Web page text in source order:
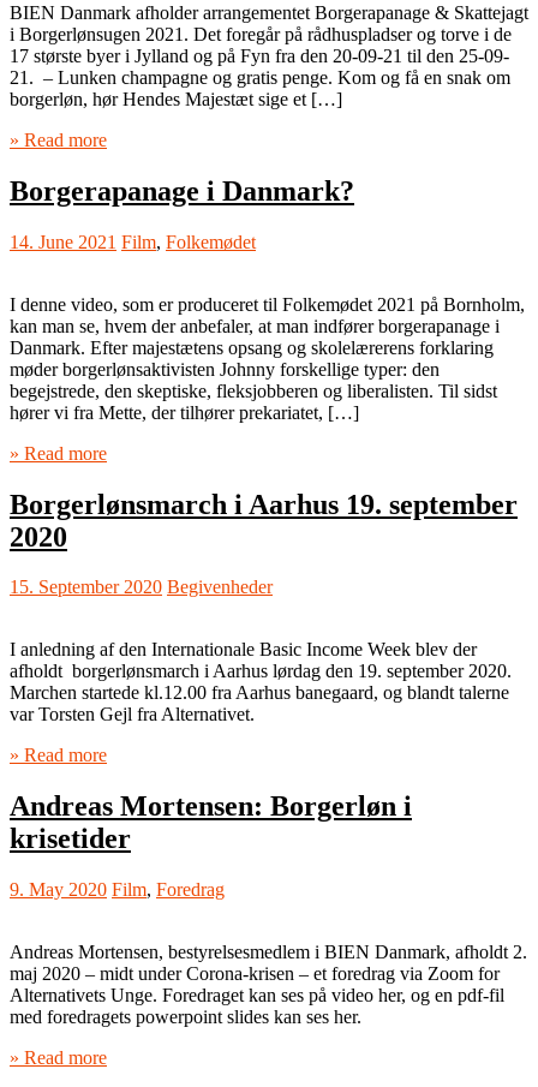
BIEN Danmark afholder arrangementet Borgerapanage & Skattejagt
i Borgerlønsugen 2021. Det foregår på rådhuspladser og torve i de
17 største byer i Jylland og på Fyn fra den 20-09-21 til den 25-09-
21. – Lunken champagne og gratis penge. Kom og få en snak om
borgerløn, hør Hendes Majestæt sige et […]
» Read more
Borgerapanage i Danmark?
14. June 2021 Film, Folkemødet
I denne video, som er produceret til Folkemødet 2021 på Bornholm,
kan man se, hvem der anbefaler, at man indfører borgerapanage i
Danmark. Efter majestætens opsang og skolelærerens forklaring
møder borgerlønsaktivisten Johnny forskellige typer: den
begejstrede, den skeptiske, fleksjobberen og liberalisten. Til sidst
hører vi fra Mette, der tilhører prekariatet, […]
» Read more
Borgerlønsmarch i Aarhus 19. september
2020
15. September 2020 Begivenheder
I anledning af den Internationale Basic Income Week blev der
afholdt borgerlønsmarch i Aarhus lørdag den 19. september 2020.
Marchen startede kl.12.00 fra Aarhus banegaard, og blandt talerne
var Torsten Gejl fra Alternativet.
» Read more
Andreas Mortensen: Borgerløn i
krisetider
9. May 2020 Film, Foredrag
Andreas Mortensen, bestyrelsesmedlem i BIEN Danmark, afholdt 2.
maj 2020 – midt under Corona-krisen – et foredrag via Zoom for
Alternativets Unge. Foredraget kan ses på video her, og en pdf-fil
med foredragets powerpoint slides kan ses her.
» Read more